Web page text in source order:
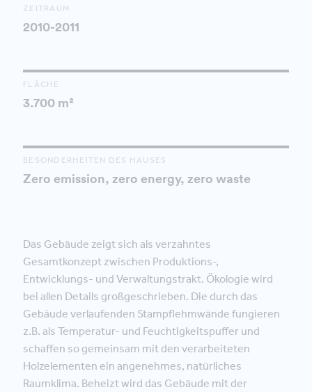
ZEITRAUM
2010-2011
FLÄCHE
3.700 m²
BESONDERHEITEN DES HAUSES
Zero emission, zero energy, zero waste
Das Gebäude zeigt sich als verzahntes
Gesamtkonzept zwischen Produktions-,
Entwicklungs- und Verwaltungstrakt. Ökologie wird
bei allen Details großgeschrieben. Die durch das
Gebäude verlaufenden Stampflehmwände fungieren
z.B. als Temperatur- und Feuchtigkeitspuffer und
schaffen so gemeinsam mit den verarbeiteten
Holzelementen ein angenehmes, natürliches
Raumklima. Beheizt wird das Gebäude mit der